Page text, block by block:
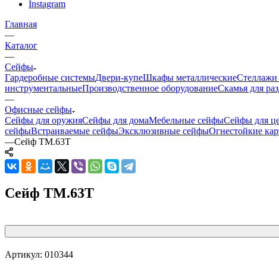
Instagram
Главная
—
Каталог
—
Сейфы
Гардеробные системыДвери-купеШкафы металлическиеСтеллажи
инструментальныеПроизводственное оборудованиеСкамья для
—
Офисные сейфы
Сейфы для оружияСейфы для домаМебельные сейфыСейфы для
сейфыВстраиваемые сейфыЭксклюзивные сейфыОгнестойкие
—Сейф TM.63Т
Сейф TM.63Т
Артикул: 010344